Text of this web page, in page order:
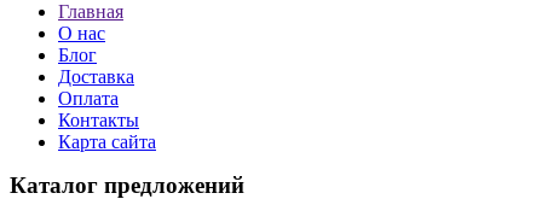
Главная
О нас
Блог
Доставка
Оплата
Контакты
Карта сайта
Каталог предложений